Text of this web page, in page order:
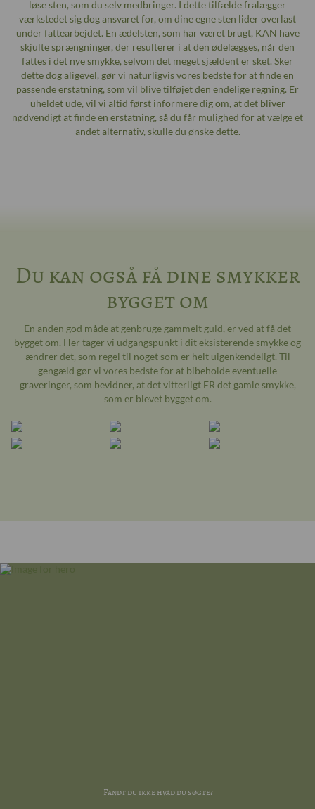
løse sten, som du selv medbringer. I dette tilfælde fralægger
værkstedet sig dog ansvaret for, om dine egne sten lider overlast
under fattearbejdet. En ædelsten, som har været brugt, KAN have
skjulte sprængninger, der resulterer i at den ødelægges, når den
fattes i det nye smykke, selvom det meget sjældent er sket. Sker
dette dog aligevel, gør vi naturligvis vores bedste for at finde en
passende erstatning, som vil blive tilføjet den endelige regning. Er
uheldet ude, vil vi altid først informere dig om, at det bliver
nødvendigt at finde en erstatning, så du får mulighed for at vælge et
andet alternativ, skulle du ønske dette.
Du kan også få dine smykker
bygget om
En anden god måde at genbruge gammelt guld, er ved at få det
bygget om. Her tager vi udgangspunkt i dit eksisterende smykke og
ændrer det, som regel til noget som er helt uigenkendeligt. Til
gengæld gør vi vores bedste for at bibeholde eventuelle
graveringer, som bevidner, at det vitterligt ER det gamle smykke,
som er blevet bygget om.
Fandt du ikke hvad du søgte?